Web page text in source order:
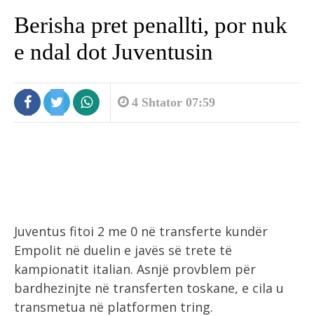
Berisha pret penallti, por nuk
e ndal dot Juventusin
4 Shtator 07:59
Juventus fitoi 2 me 0 në transferte kundër
Empolit në duelin e javës së trete të
kampionatit italian. Asnjë provblem për
bardhezinjte në transferten toskane, e cila u
transmetua në platformen tring.